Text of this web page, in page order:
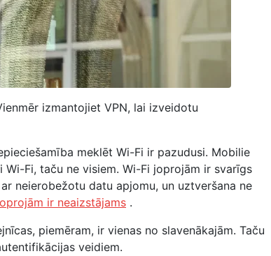
izmantojiet VPN, lai izveidotu
meklēt Wi-Fi ir pazudusi. Mobilie
Fi, taču ne visiem. Wi-Fi joprojām ir svarīgs
neierobežotu datu apjomu, un uztveršana ne
ir neaizstājams .
piemēram, ir vienas no slavenākajām. Taču
veidiem.